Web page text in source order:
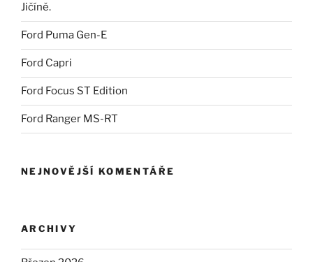
Jičíně.
Ford Puma Gen-E
Ford Capri
Ford Focus ST Edition
Ford Ranger MS-RT
NEJNOVĚJŠÍ KOMENTÁŘE
ARCHIVY